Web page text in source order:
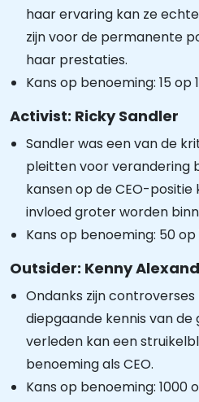
haar ervaring kan ze
zijn voor de permanente
haar prestaties.
Kans op benoeming: 15 op 1
Activist: Ricky Sandler
Sandler was een van de
pleitten voor verandering
kansen op de CEO-positie
invloed groter worden
Kans op benoeming: 50 op
Outsider: Kenny
Ondanks zijn
diepgaande kennis van de
verleden kan een
benoeming als CEO.
Kans op benoeming: 1000